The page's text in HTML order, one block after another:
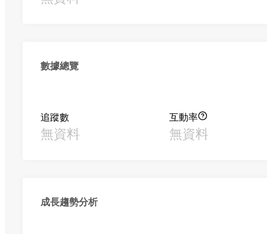
數據總覽
追蹤數
無資料
互動率
無資料
成長趨勢分析